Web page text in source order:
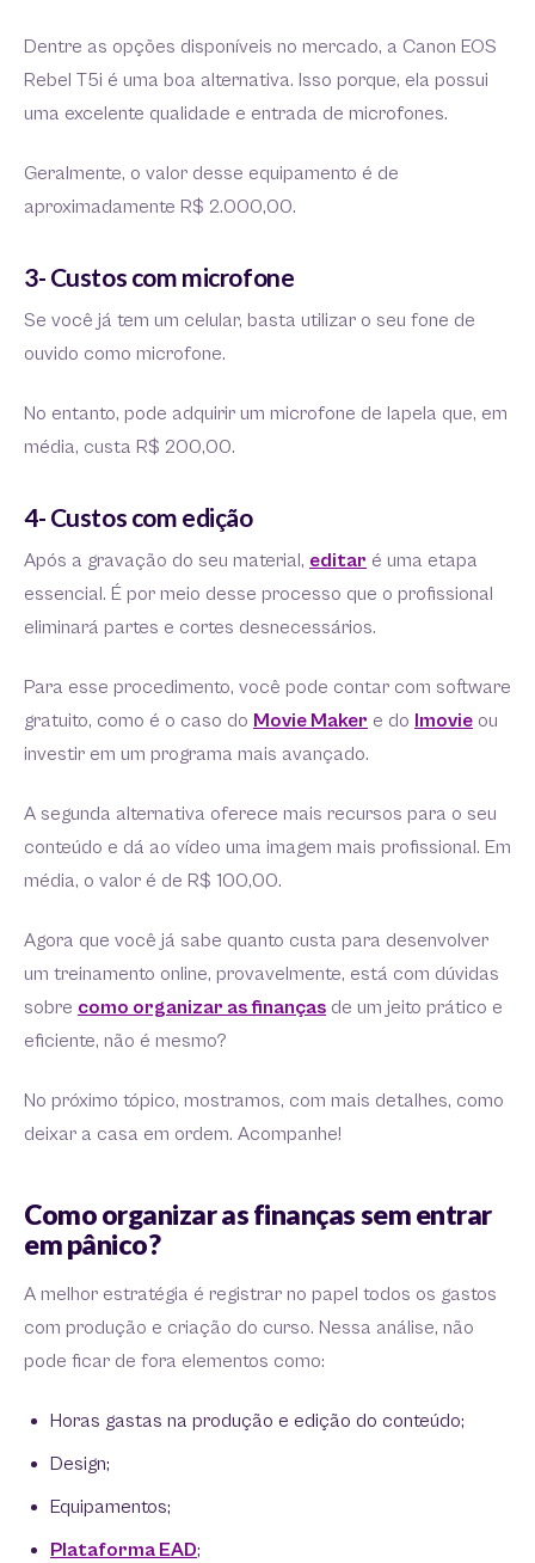
Dentre as opções disponíveis no mercado, a Canon EOS
Rebel T5i é uma boa alternativa. Isso porque, ela possui
uma excelente qualidade e entrada de microfones.
Geralmente, o valor desse equipamento é de
aproximadamente R$ 2.000,00.
3- Custos com microfone
Se você já tem um celular, basta utilizar o seu fone de
ouvido como microfone.
No entanto, pode adquirir um microfone de lapela que, em
média, custa R$ 200,00.
4- Custos com edição
Após a gravação do seu material, editar é uma etapa
essencial. É por meio desse processo que o profissional
eliminará partes e cortes desnecessários.
Para esse procedimento, você pode contar com software
gratuito, como é o caso do Movie Maker e do Imovie ou
investir em um programa mais avançado.
A segunda alternativa oferece mais recursos para o seu
conteúdo e dá ao vídeo uma imagem mais profissional. Em
média, o valor é de R$ 100,00.
Agora que você já sabe quanto custa para desenvolver
um treinamento online, provavelmente, está com dúvidas
sobre como organizar as finanças de um jeito prático e
eficiente, não é mesmo?
No próximo tópico, mostramos, com mais detalhes, como
deixar a casa em ordem. Acompanhe!
Como organizar as finanças sem entrar
em pânico?
A melhor estratégia é registrar no papel todos os gastos
com produção e criação do curso. Nessa análise, não
pode ficar de fora elementos como:
Horas gastas na produção e edição do conteúdo;
Design;
Equipamentos;
Plataforma EAD;